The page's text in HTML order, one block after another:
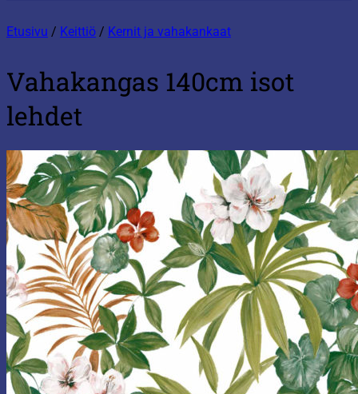
Etusivu / Keittiö / Kernit ja vahakankaat
Vahakangas 140cm isot
lehdet